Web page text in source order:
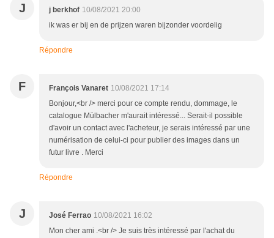
J j berkhof 10/08/2021 20:00
ik was er bij en de prijzen waren bijzonder voordelig
Répondre
F François Vanaret 10/08/2021 17:14
Bonjour,<br /> merci pour ce compte rendu, dommage, le
catalogue Mülbacher m'aurait intéressé... Serait-il possible
d'avoir un contact avec l'acheteur, je serais intéressé par une
numérisation de celui-ci pour publier des images dans un
futur livre . Merci
Répondre
J José Ferrao 10/08/2021 16:02
Mon cher ami .<br /> Je suis très intéressé par l'achat du